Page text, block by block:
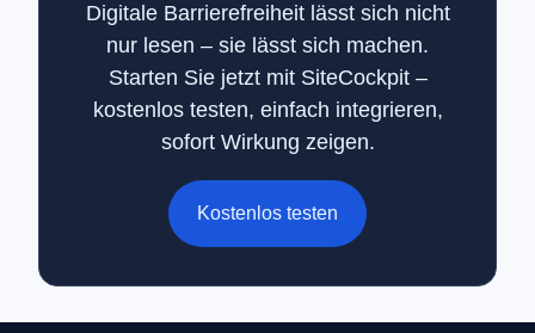
Digitale Barrierefreiheit lässt sich nicht
nur lesen – sie lässt sich machen.
Starten Sie jetzt mit SiteCockpit –
kostenlos testen, einfach integrieren,
sofort Wirkung zeigen.
Kostenlos testen